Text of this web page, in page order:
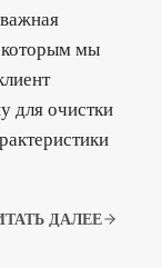
которым мы
для очистки
ДАЛЕЕ